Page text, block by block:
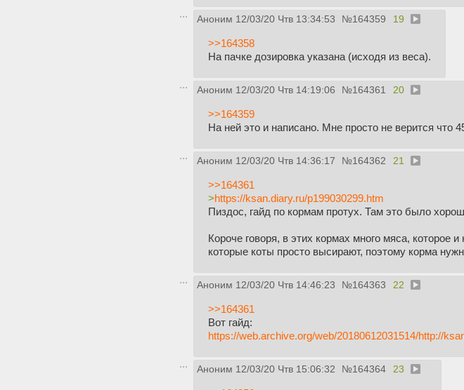
Аноним 12/03/20 Чтв 13:34:53 №164359 19
>>164358
На пачке дозировка указана (исходя из веса).
Аноним 12/03/20 Чтв 14:19:06 №164361 20
>>164359
На ней это и написано. Мне просто не верится что
Аноним 12/03/20 Чтв 14:36:17 №164362 21
>>164361
>https://ksan.diary.ru/p199030299.htm
Пиздос, гайд по кормам протух. Там это было
Короче говоря, в этих кормах много мяса, которое
которые коты просто высирают, поэтому корма
Аноним 12/03/20 Чтв 14:46:23 №164363 22
>>164361
Вот гайд:
https://web.archive.org/web/20180612031514/http://
Аноним 12/03/20 Чтв 15:06:32 №164364 23